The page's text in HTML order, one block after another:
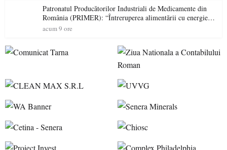
Patronatul Producătorilor Industriali de Medicamente din
România (PRIMER): “Întreruperea alimentării cu energie
electrică a fabricilor de medicamente va pune în pericol
acum 9 ore